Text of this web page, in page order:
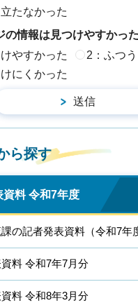
たなかった
の情報は見つけやすかっ
やすかった
2：ふつう
にくかった
ら探す
資料 令和7年度
の記者発表資料（令和7年
料 令和7年7月分
料 令和8年3月分